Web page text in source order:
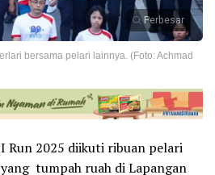
Perbesar
bersama pelari lainnya. (Foto: Achmad
Run 2025 diikuti ribuan pelari
tumpah ruah di Lapangan